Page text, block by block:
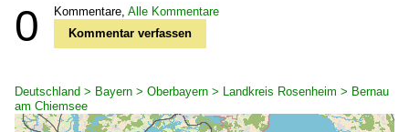
0 Kommentare, Alle Kommentare
Kommentar verfassen
Deutschland > Bayern > Oberbayern > Landkreis Rosenheim > Bernau
am Chiemsee